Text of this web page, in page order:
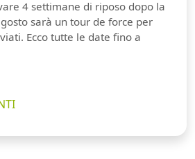
4 settimane di riposo dopo la
sarà un tour de force per
Ecco tutte le date fino a